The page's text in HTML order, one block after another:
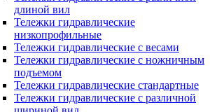
длиной вил
Тележки гидравлические
низкопрофильные
Тележки гидравлические с весами
Тележки гидравлические с ножничным
подъемом
Тележки гидравлические стандартные
Тележки гидравлические с различной